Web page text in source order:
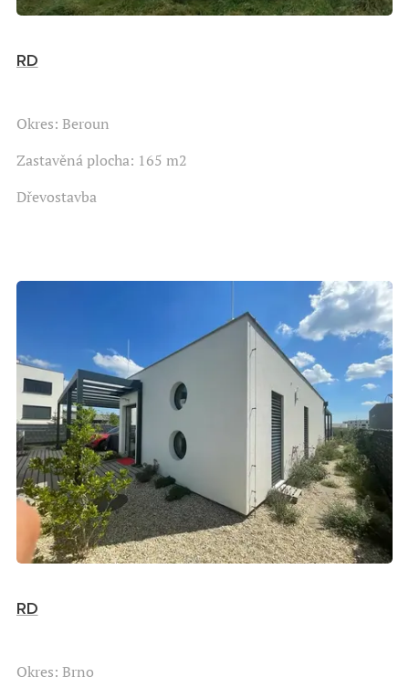
RD
Okres: Beroun
Zastavěná plocha: 165 m2
Dřevostavba
RD
Okres: Brno